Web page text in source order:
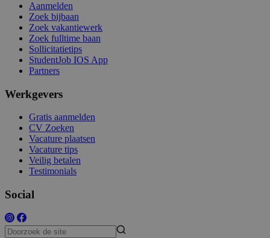
Aanmelden
Zoek bijbaan
Zoek vakantiewerk
Zoek fulltime baan
Sollicitatietips
StudentJob IOS App
Partners
Werkgevers
Gratis aanmelden
CV Zoeken
Vacature plaatsen
Vacature tips
Veilig betalen
Testimonials
Social